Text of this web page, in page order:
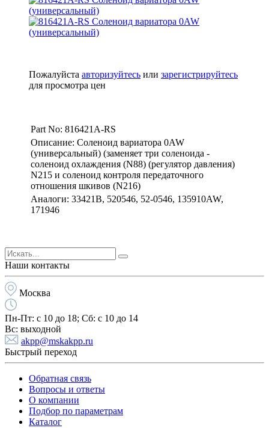
Пожалуйста авторизуйтесь или зарегистрируйтесь
для просмотра цен
Part No: 816421A-RS
Описание: Соленоид вариатора 0AW
(универсальный) (заменяет три соленоида -
соленоид охлаждения (N88) (регулятор давления)
N215 и соленоид контроля передаточного
отношения шкивов (N216)
Аналоги: 33421B, 520546, 52-0546, 135910AW,
171946
Наши контакты
Москва
Пн-Пт: с 10 до 18; Cб: с 10 до 14
Вс: выходной
akpp@mskakpp.ru
Быстрый переход
Обратная связь
Вопросы и ответы
О компании
Подбор по параметрам
Каталог